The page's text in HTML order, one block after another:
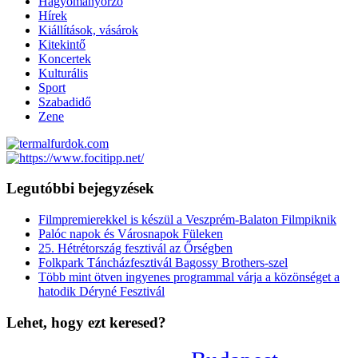
Hírek
Kiállítások, vásárok
Kitekintő
Koncertek
Kulturális
Sport
Szabadidő
Zene
Legutóbbi bejegyzések
Filmpremierekkel is készül a Veszprém-Balaton Filmpiknik
Palóc napok és Városnapok Füleken
25. Hétrétország fesztivál az Őrségben
Folkpark Táncházfesztivál Bagossy Brothers-szel
Több mint ötven ingyenes programmal várja a közönséget a
hatodik Déryné Fesztivál
Lehet, hogy ezt keresed?